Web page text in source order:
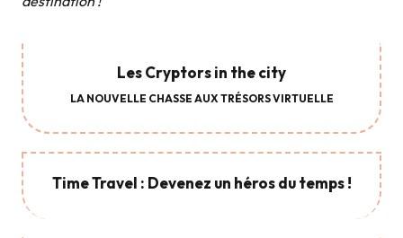
Les Cryptors in the city
LA NOUVELLE CHASSE AUX TRÉSORS VIRTUELLE
Time Travel : Devenez un héros du temps !